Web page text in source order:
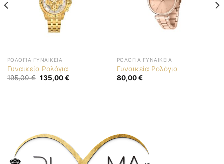
ΡΟΛΌΓΙΑ ΓΥΝΑΙΚΕΊΑ
Γυναικεία Ρολόγια
195,00€ Original
price
135,00€Η
ΡΟΛΌΓΙΑ ΓΥΝΑΙΚΕΊΑ
Γυναικεία Ρολόγια
80,00€